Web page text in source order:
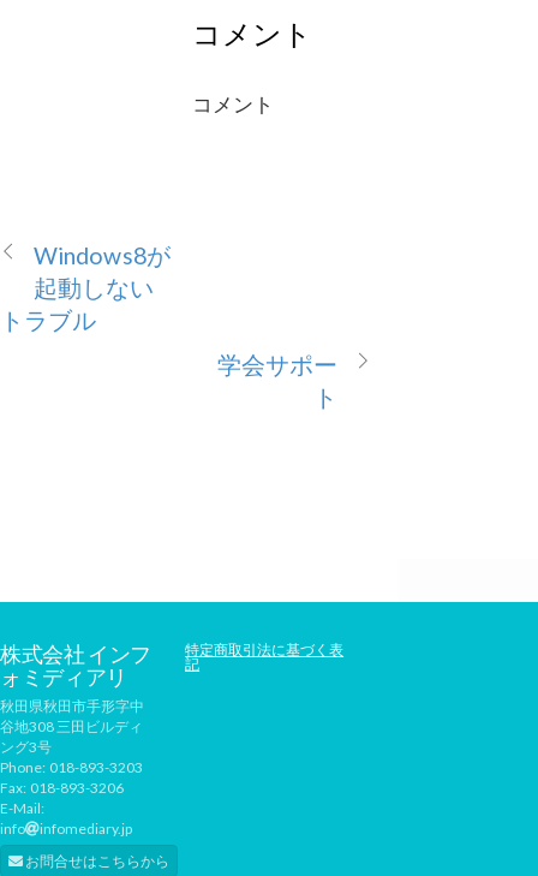
コメント
コメント
Windows8が
起動しない
トラブル
学会サポー
ト
株式会社 インフ
ォミディアリ
秋田県秋田市手形字中
谷地308 三田ビルディ
ング3号
Phone: 018-893-3203
Fax: 018-893-3206
E-Mail:
info
infomediary.jp
お問合せはこちらから
特定商取引法に基づく表
記